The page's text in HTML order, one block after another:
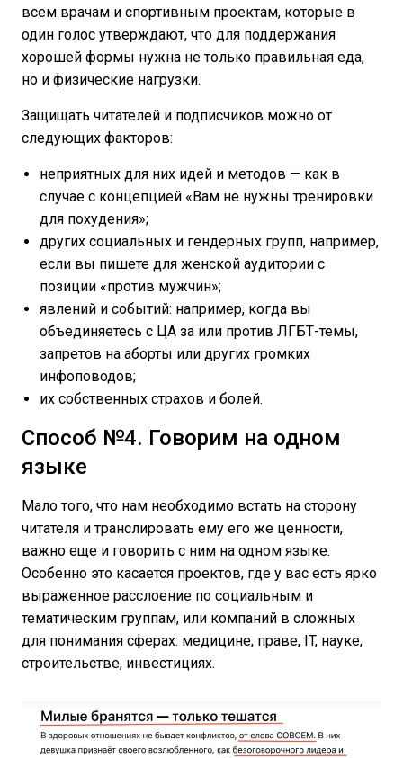
всем врачам и спортивным проектам, которые в
один голос утверждают, что для поддержания
хорошей формы нужна не только правильная еда,
но и физические нагрузки.
Защищать читателей и подписчиков можно от
следующих факторов:
неприятных для них идей и методов — как в
случае с концепцией «Вам не нужны тренировки
для похудения»;
других социальных и гендерных групп, например,
если вы пишете для женской аудитории с
позиции «против мужчин»;
явлений и событий: например, когда вы
объединяетесь с ЦА за или против ЛГБТ-темы,
запретов на аборты или других громких
инфоповодов;
их собственных страхов и болей.
Способ №4. Говорим на одном
языке
Мало того, что нам необходимо встать на сторону
читателя и транслировать ему его же ценности,
важно еще и говорить с ним на одном языке.
Особенно это касается проектов, где у вас есть ярко
выраженное расслоение по социальным и
тематическим группам, или компаний в сложных
для понимания сферах: медицине, праве, IT, науке,
строительстве, инвестициях.